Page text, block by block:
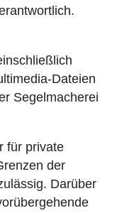
Dateien
Segelmacherei
für private
der
Darüber